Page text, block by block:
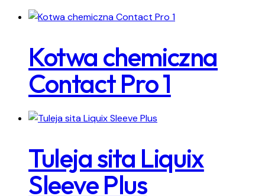
Kotwa chemiczna
Contact Pro 1
Tuleja sita Liquix
Sleeve Plus